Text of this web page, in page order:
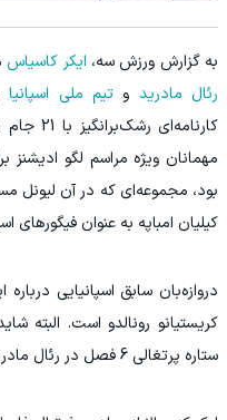
‫به گزارش ورزش سه، ایکر کاسیاس
رئال مادرید و تیم ملی اسپانیا
مهمانان ویژه مراسم لگو
بود، مجموعه‌ای که در آن لیونل
کیلیان امباپه به عنوان فیگورهای
‫دروازه‌بان سابق اسپانیایی
کریستیانو رونالدو است. البته
ستاره پرتغالی 6 فصل در رئال مادرید با کاسیاس هم‌تیمی بود.